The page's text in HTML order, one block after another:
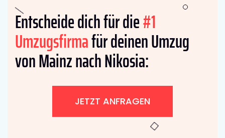
Entscheide dich für die#1
Umzugsfirmafür deinen Umzug
von Mainz nach Nikosia:
JETZT ANFRAGEN